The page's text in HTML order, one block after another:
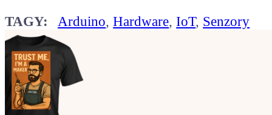
TAGY: Arduino,Hardware,IoT, Senzory